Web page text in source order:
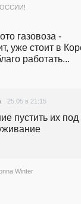
газовоза -
уже стоит в
работать...
25.05 в 21:15
пустить их под
Winter